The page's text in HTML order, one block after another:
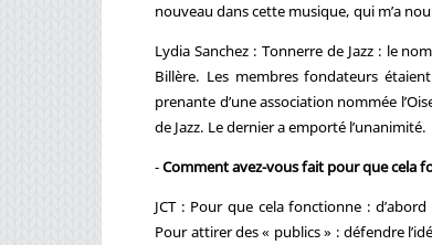
nouveau dans cette musique, qui m’a
Lydia Sanchez : Tonnerre de Jazz : le
Billère. Les membres fondateurs
prenante d’une association nommée
de Jazz. Le dernier a emporté l’unanimité.
-Comment avez-vous fait pour que cela
JCT : Pour que cela fonctionne :
Pour attirer des « publics » : défendre